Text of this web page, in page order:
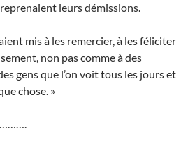
leurs démissions.
mis à les remercier, à les féliciter
non pas comme à des
gens que l’on voit tous les jours et
chose. »